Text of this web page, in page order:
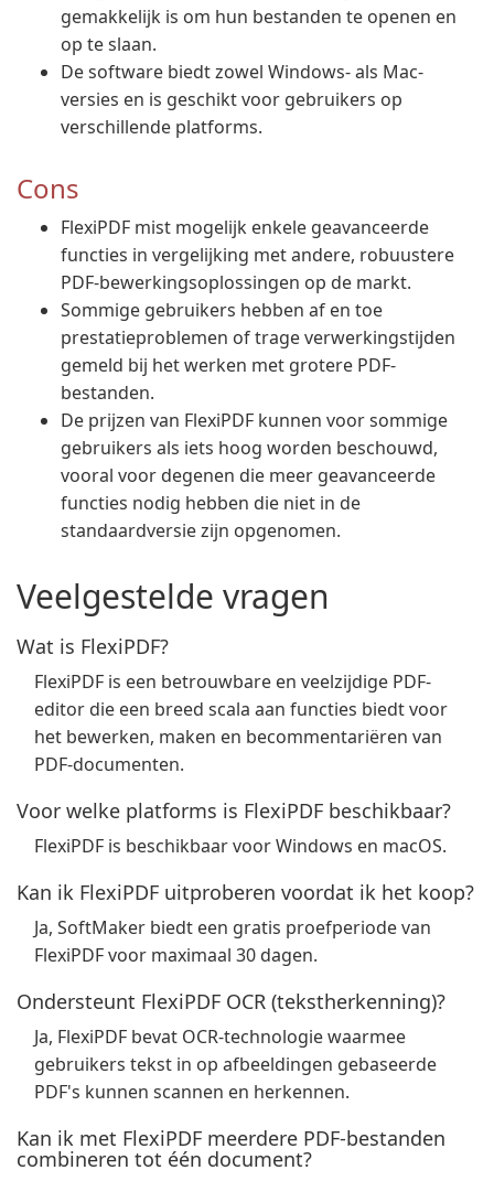
gemakkelijk is om hun bestanden te openen en
op te slaan.
De software biedt zowel Windows- als Mac-
versies en is geschikt voor gebruikers op
verschillende platforms.
Cons
FlexiPDF mist mogelijk enkele geavanceerde
functies in vergelijking met andere, robuustere
PDF-bewerkingsoplossingen op de markt.
Sommige gebruikers hebben af en toe
prestatieproblemen of trage verwerkingstijden
gemeld bij het werken met grotere PDF-
bestanden.
De prijzen van FlexiPDF kunnen voor sommige
gebruikers als iets hoog worden beschouwd,
vooral voor degenen die meer geavanceerde
functies nodig hebben die niet in de
standaardversie zijn opgenomen.
Veelgestelde vragen
Wat is FlexiPDF?
FlexiPDF is een betrouwbare en veelzijdige PDF-
editor die een breed scala aan functies biedt voor
het bewerken, maken en becommentariëren van
PDF-documenten.
Voor welke platforms is FlexiPDF beschikbaar?
FlexiPDF is beschikbaar voor Windows en macOS.
Kan ik FlexiPDF uitproberen voordat ik het koop?
Ja, SoftMaker biedt een gratis proefperiode van
FlexiPDF voor maximaal 30 dagen.
Ondersteunt FlexiPDF OCR (tekstherkenning)?
Ja, FlexiPDF bevat OCR-technologie waarmee
gebruikers tekst in op afbeeldingen gebaseerde
PDF's kunnen scannen en herkennen.
Kan ik met FlexiPDF meerdere PDF-bestanden
combineren tot één document?